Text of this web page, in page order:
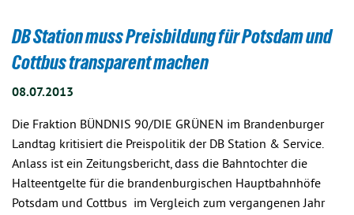
DB Station muss Preisbildung für Potsdam und
Cottbus transparent machen
08.07.2013
Die Fraktion BÜNDNIS 90/DIE GRÜNEN im Brandenburger
Landtag kritisiert die Preispolitik der DB Station & Service.
Anlass ist ein Zeitungsbericht, dass die Bahntochter die
Halteentgelte für die brandenburgischen Hauptbahnhöfe
Potsdam und Cottbus im Vergleich zum vergangenen Jahr